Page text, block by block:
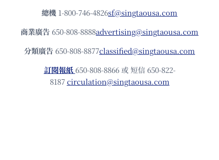
總機 1-800-746-4826sf@singtaousa.com
商業廣告 650-808-8888advertising@singtaousa.com
分類廣告 650-808-8877classified@singtaousa.com
訂閱報紙 650-808-8866 或 短信 650-822-
8187circulation@singtaousa.com